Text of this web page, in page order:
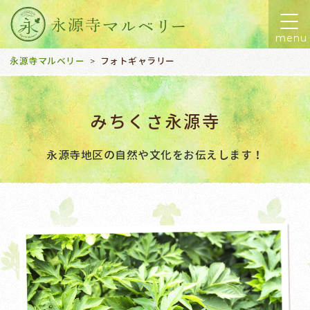
menu
永源寺マルベリー > フォトギャラリー
みちくさ永源寺
永源寺地区の自然や文化をお伝えします！